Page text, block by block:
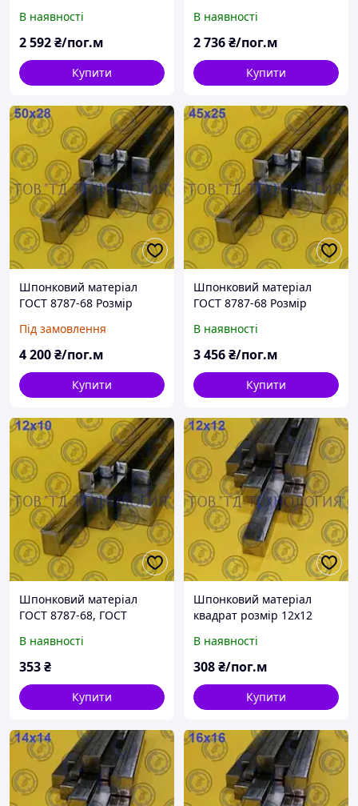
В наявності
2 592₴/пог.м
Купити
В наявності
2 736₴/пог.м
Купити
Шпонковий матеріал
ГОСТ 8787-68 Розмір
Під замовлення
4 200₴/пог.м
Купити
Шпонковий матеріал
ГОСТ 8787-68 Розмір
В наявності
3 456₴/пог.м
Купити
Шпонковий матеріал
ГОСТ 8787-68, ГОСТ
В наявності
353₴
Купити
Шпонковий матеріал
квадрат розмір 12х12
В наявності
308₴/пог.м
Купити